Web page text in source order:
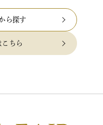
ら探す
こちら